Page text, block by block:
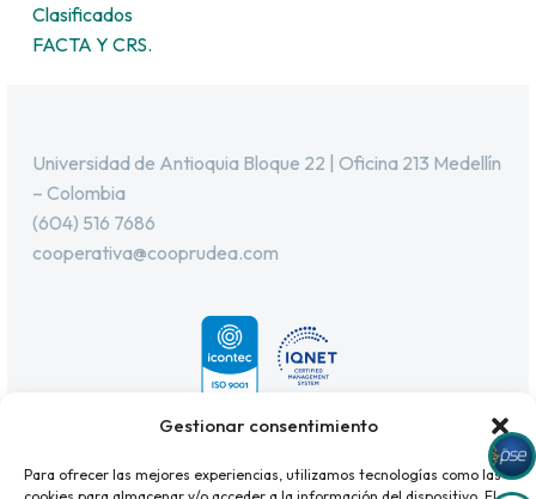
Gestionar consentimiento
Para ofrecer las mejores experiencias, utilizamos tecnologías como las
Clasificados
FACTA Y CRS.
Universidad de Antioquia Bloque 22 | Oficina 213 Medellín
– Colombia
(604) 516 7686
cooperativa@cooprudea.com